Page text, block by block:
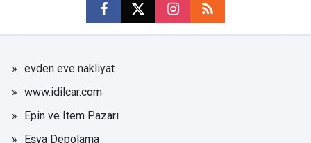
evden eve nakliyat
www.idilcar.com
Epin ve Item Pazarı
Eşya Depolama